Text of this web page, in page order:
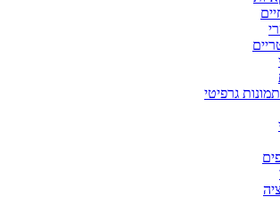
גרפיטי